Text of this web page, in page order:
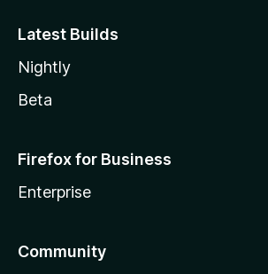
Latest Builds
Nightly
Beta
Firefox for Business
Enterprise
Community